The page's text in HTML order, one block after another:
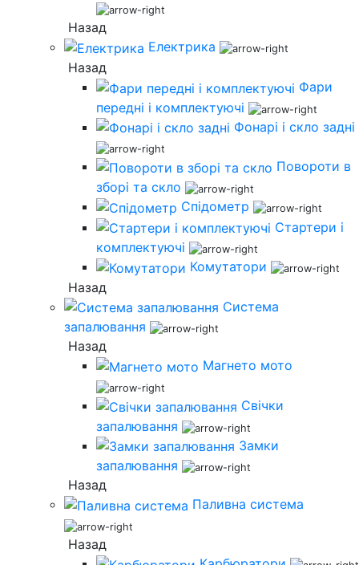
Назад
Електрика
Назад
Фари
передні і комплектуючі
Фонарі і скло задні
Повороти в
зборі та скло
Спідометр
Стартери і
комплектуючі
Комутатори
Назад
Система
запалювання
Назад
Магнето мото
Свічки
запалювання
Замки
запалювання
Назад
Паливна система
Назад